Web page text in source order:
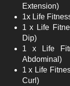
Extension)
1x Life
1 x Life
Dip)
1 x Life
Abdominal)
1 x Life
Curl)